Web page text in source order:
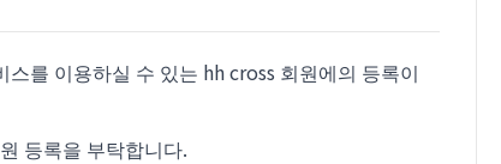
를 이용하실 수 있는 hh cross 회원에의 등록이
등록을 부탁합니다.